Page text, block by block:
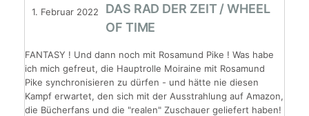
1. Februar 2022
DAS RAD DER ZEIT / WHEEL
OF TIME
FANTASY ! Und dann noch mit Rosamund Pike ! Was habe
ich mich gefreut, die Hauptrolle Moiraine mit Rosamund
Pike synchronisieren zu dürfen - und hätte nie diesen
Kampf erwartet, den sich mit der Ausstrahlung auf Amazon,
die Bücherfans und die "realen" Zuschauer geliefert haben!